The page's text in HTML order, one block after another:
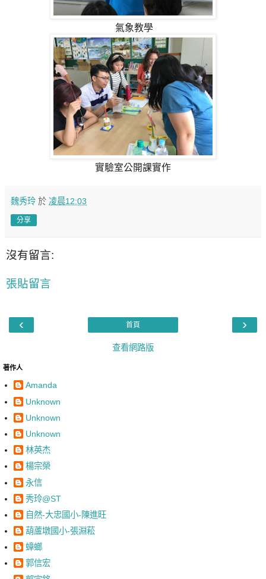
氣象教學
實驗室公開課實作
魏秀玲 於 凌晨12:03
分享
沒有留言:
張貼留言
‹ ›
首頁
查看網路版
著作人
Amanda
Unknown
Unknown
Unknown
林英杰
楊宗榮
永信
秀玲@ST
自然-大忠國小-陳進旺
葫蘆墩國小-張淵菘
蟑螂
郭信宏